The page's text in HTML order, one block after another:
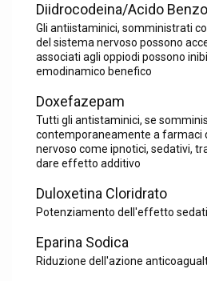
Diidrocodeina/Acido
Gli antiistaminici, somministrati
del sistema nervoso possono
associati agli oppiodi possono
emodinamico benefico
Doxefazepam
Tutti gli antistaminici, se
contemporaneamente a farmaci
nervoso come ipnotici, sedativi,
dare effetto additivo
Duloxetina Cloridrato
Potenziamento dell'effetto
Eparina Sodica
Riduzione dell'azione